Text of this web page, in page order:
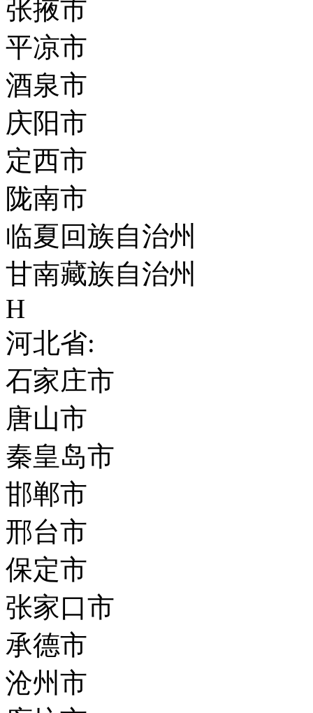
张掖市
平凉市
酒泉市
庆阳市
定西市
陇南市
临夏回族自治州
甘南藏族自治州
H
河北省:
石家庄市
唐山市
秦皇岛市
邯郸市
邢台市
保定市
张家口市
承德市
沧州市